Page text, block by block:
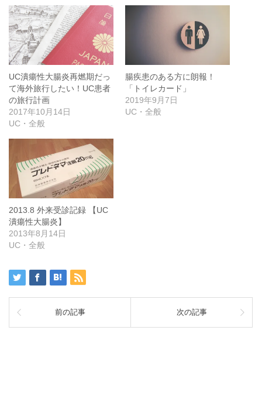
UC潰瘍性大腸炎再燃期だっ
て海外旅行したい！UC患者
の旅行計画
2017年10月14日
UC・全般
腸疾患のある方に朗報！
「トイレカード」
2019年9月7日
UC・全般
2013.8 外来受診記録 【UC
潰瘍性大腸炎】
2013年8月14日
UC・全般
前の記事 次の記事